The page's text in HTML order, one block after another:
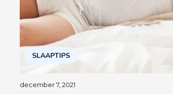
SLAAPTIPS
december 7, 2021